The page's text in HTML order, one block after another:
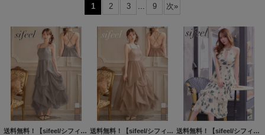
絞り込む
1 2 3 9 次»
送料無料！【sifeel/シフィール】アメスリ/キャミソール/ホルターネック/シフォン生地/無地/レイヤード/ワンピース/キャバドレス【XS-Mサイズ/3カラー】[OF03]【YN】dzmgLD【一部予約商品/8月下旬-9月中旬発送予定】 送料無料！【sifeel/シフィール】アメスリ/キャミソール/ホルターネック/シフォン生地/無地/レイヤード/ワンピース/キャバドレス【XS-Mサイズ/3カラー】[OF03]【YN】dzmgLD【一部予約商品/8月下旬-9月中旬発送予定】 送料無料！【sifeel/シフィール】ビジュー/ホルターネック/プリーツ/ティアード/谷間見せ/総柄/ワンピースドレス/キャバドレス【XS-Mサイズ/2カラー】[OF03]【YN】dzwsLD【予約商品/8月中旬発送予定】